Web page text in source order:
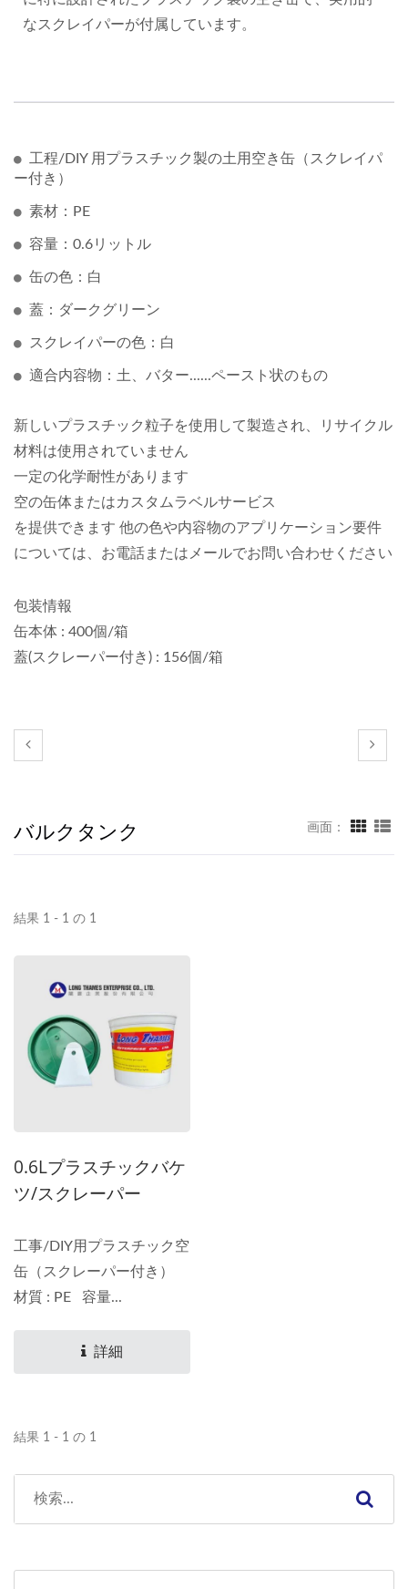
なスクレイパーが付属しています。
工程/DIY 用プラスチック製の土用空き缶（スクレイパ
ー付き）
素材：PE
容量：0.6リットル
缶の色：白
蓋：ダークグリーン
スクレイパーの色：白
適合内容物：土、バター......ペースト状のもの
新しいプラスチック粒子を使用して製造され、リサイクル
材料は使用されていません
一定の化学耐性があります
空の缶体またはカスタムラベルサービス
を提供できます 他の色や内容物のアプリケーション要件
については、お電話またはメールでお問い合わせください
包装情報
缶本体 : 400個/箱
蓋(スクレーパー付き) : 156個/箱
バルクタンク 画面：
結果 1 - 1 の 1
0.6Lプラスチックバケ
ツ/スクレーパー
工事/DIY用プラスチック空
缶（スクレーパー付き）
材質 : PE 容量...
詳細
結果 1 - 1 の 1